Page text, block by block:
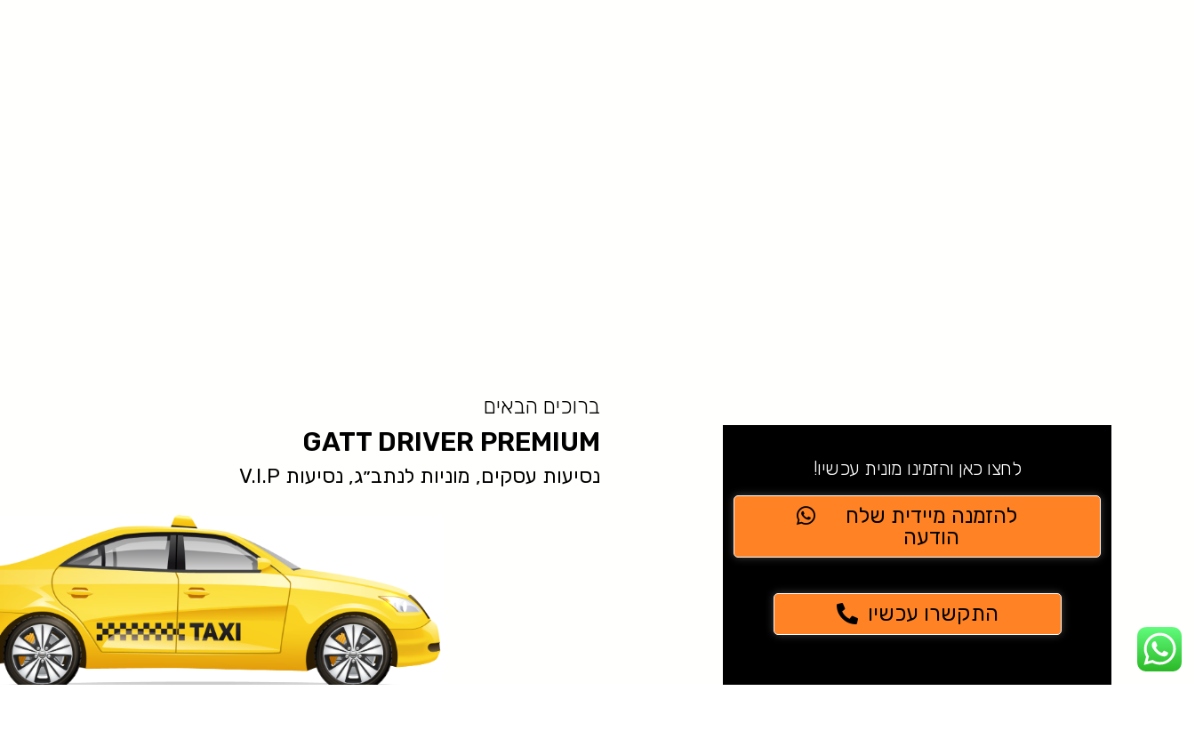
לחצו כאן והזמינו מונית עכשיו!
להזמנה מיידית שלח
הודעה
התקשרו עכשיו
ברוכים הבאים
GATT DRIVER PREMIUM
נסיעות עסקים, מוניות לנתב״ג, נסיעות V.I.P